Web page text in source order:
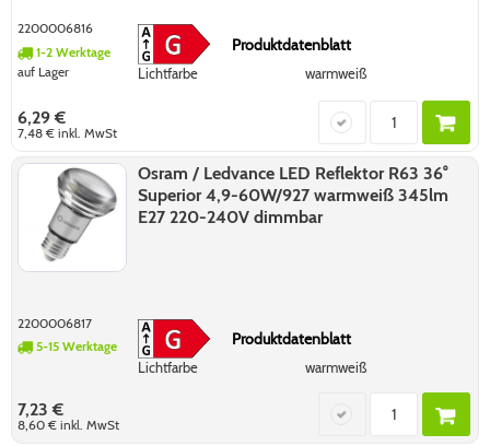
2200006816
1-2 Werktage
auf Lager
Produktdatenblatt
Lichtfarbe warmweiß
6,29 €
7,48 €inkl. MwSt
Osram / Ledvance LED Reflektor R63 36°
Superior 4,9-60W/927 warmweiß 345lm
E27 220-240V dimmbar
2200006817
5-15 Werktage
Produktdatenblatt
Lichtfarbe warmweiß
7,23 €
8,60 €inkl. MwSt